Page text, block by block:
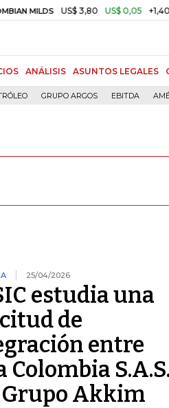
MILDS US$ 3,80 US$ 0,05 +1,40%
ANÁLISIS ASUNTOS LEGALES
GRUPO ARGOS EBITDA
25/04/2026
estudia una
de
entre
Colombia
Grupo Akkim